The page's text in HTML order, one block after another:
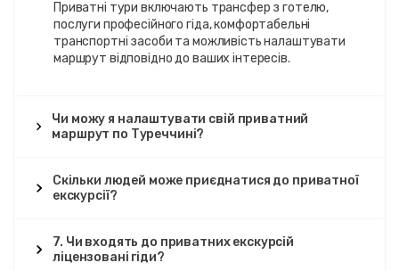
Приватні тури включають трансфер з готелю,
послуги професійного гіда, комфортабельні
транспортні засоби та можливість налаштувати
маршрут відповідно до ваших інтересів.
Чи можу я налаштувати свій приватний
маршрут по Туреччині?
Скільки людей може приєднатися до приватної
екскурсії?
7. Чи входять до приватних екскурсій
ліцензовані гіди?